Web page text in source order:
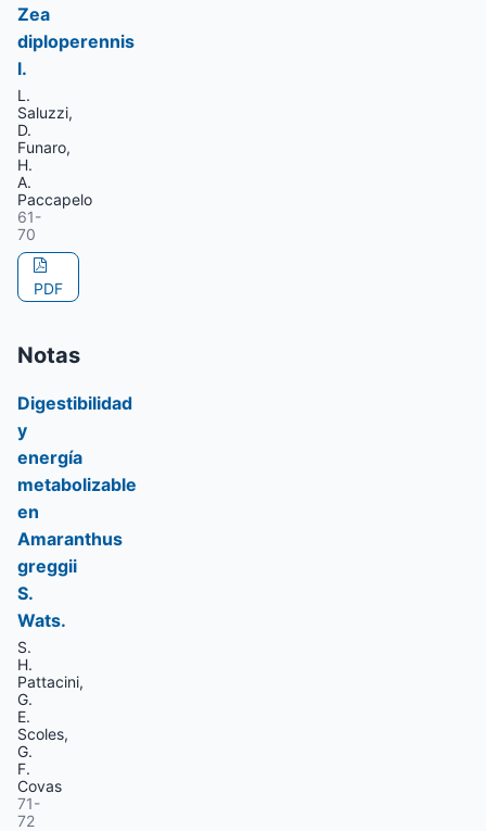
Zea
diploperennis
l.
L.
Saluzzi,
D.
Funaro,
H.
A.
Paccapelo
61-
70
PDF
Notas
Digestibilidad
y
energía
metabolizable
en
Amaranthus
greggii
S.
Wats.
S.
H.
Pattacini,
G.
E.
Scoles,
G.
F.
Covas
71-
72